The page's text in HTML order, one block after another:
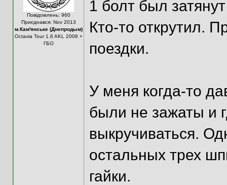
Повідомлень: 960
Приєднався: Nov 2013
м.Кам'янське (Днепродым)
Octavia Tour 1.6 AKL 2006 +
ГБО
1 болт был
Кто-то открутил.
поездки.
У меня когда-то
были не зажаты и
выкручиваться.
остальных трех
гайки.